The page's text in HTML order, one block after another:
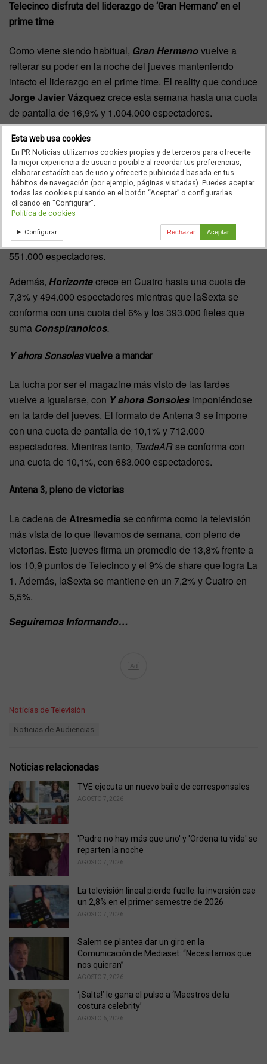
Telecinco disfruta del liderazgo de ‘Gran Hermano’ en el
prime time
Como viene siendo habitual, Gran Hermanovuelve a
reiterar su poder en la noche del jueves manteniendo
intacto el liderazgo en el prime time. El reality que conduce
Jorge Javier Vázquezcrece esta semana hasta una cuota
de pantalla de 16,9% y 1.004.000 espectadores.
En contraposición59 segundos
que comenzó su nueva andanza en La 1. El programa de
Gemma Nierga repite share, con un 5%, pero se desploma
hasta los 394.000 espectadores.
Antena 3 se coloca la medalla de plata en la franja con
unos resultados más que discretos con la películaSobre
ruedas.Con ella se conforma con una cuota de 8,6% y
551.000 espectadores.
Además, Horizontecrece en Cuatro hasta una cuota de
7,3% y 494.000 espectadores mientras que laSexta se
conforma con una cuota del 6% y los 393.000 fieles que
suma Conspiranoicos.
Y ahora Sonsolesvuelve a mandar
La lucha por ser el magazine más visto de las tardes
vuelve a igualarse, con Y ahora Sonsoles imponiéndose
en la tarde del jueves. El formato de Antena 3 se impone
con una cuota de pantalla de 10,1% y 712.000
espectadores. Mientras tanto, TardeARse conforma con
una cuota de 10,1%, con 683.000 espectadores.
Antena 3, pleno de victorias
La cadena de Atresmedia se confirma como la televisión
más vista de lo que llevamos de semana, con pleno de
victorias. Este jueves firma un promedio de 13,8% frente a
los 10,9 puntos de Telecinco y el 9% de share que logra La
1. Además, laSexta se mantiene en un 7,2% y Cuatro en
5,5%.
Seguiremos Informando…
Ad
C
o
r
e
s
:
Noticias de Televisión
:
Noticias de Audiencias
Noticias relacionadas
TVE ejecuta un nuevo baile de corresponsales
AGOSTO 7, 2026
'Padre no hay más que uno' y 'Ordena tu vida' se
reparten la noche
AGOSTO 7, 2026
La televisión lineal pierde fuelle: la inversión cae
un 2,8% en el primer semestre de 2026
AGOSTO 7, 2026
Salem se plantea dar un giro en la
Comunicación de Mediaset: “Necesitamos que
nos quieran”
AGOSTO 7, 2026
‘¡Salta!’ le gana el pulso a ‘Maestros de la
costura celebrity’
AGOSTO 6, 2026
Esta web usa cookies
En PR Noticias utilizamos cookies propias y de terceros para ofrecerte
la mejor experiencia de usuario posible al recordar tus preferencias,
elaborar estadísticas de uso y ofrecerte publicidad basada en tus
hábitos de navegación (por ejemplo, páginas visitadas). Puedes aceptar
todas las cookies pulsando en el botón “Aceptar” o configurarlas
clicando en "Configurar".
Política de cookies
Configurar Rechazar Aceptar